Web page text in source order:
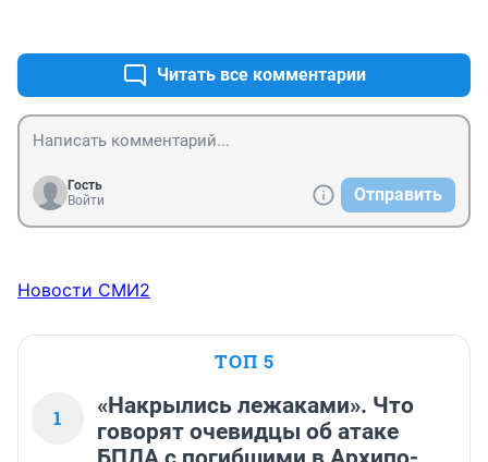
Читать все комментарии
Гость
Войти
Отправить
Новости СМИ2
ТОП 5
1
«Накрылись лежаками». Что
говорят очевидцы об атаке